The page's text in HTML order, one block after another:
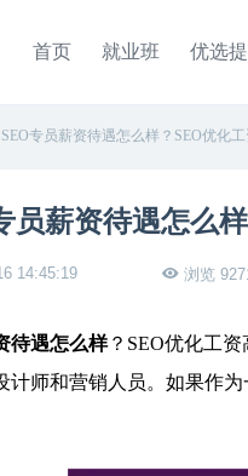
首页 就业班 优选
SEO专员薪资待遇怎么样？SEO优化工
员薪资待遇怎么
14:45:19 浏览
待遇怎么样？SEO优化工
计师和营销人员。如果作